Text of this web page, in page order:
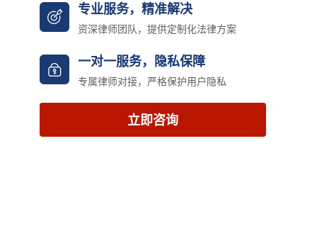
专业服务，精准解决
资深律师团队，提供定制化法律方案
一对一服务，隐私保障
专属律师对接，严格保护用户隐私
立即咨询